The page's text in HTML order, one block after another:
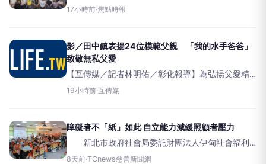
表彰父親對家庭無私奉獻與堅毅付出，田中鎮公所
親如同航行大海的水
17小時前·焦點時報
影／田中鎮表揚24位模範父親 「我的水手爸爸」
致敬無私父愛
【互傳媒／記者林明佑／彰化報導】為弘揚父愛精
神，表彰父親對家庭無私奉獻與堅毅付出，田中鎮
徵父親如同航行大
19小時前·互傳媒
障礙者不「紙」如此 自立能力減緩照顧者壓力
新北市政府社會局委託財團法人伊甸社會福利
基金會辦理淡水中正小作所，為增進服務對象人際
8天前·TCnews慈善新聞網